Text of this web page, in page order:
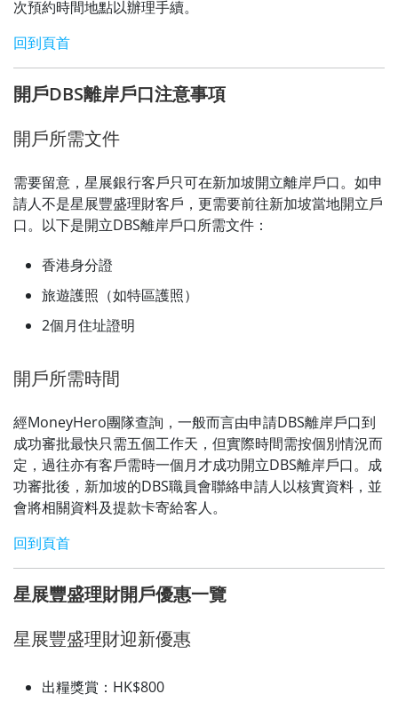
次預約時間地點以辦理手續。
回到頁首
開戶DBS離岸戶口注意事項
開戶所需文件
需要留意，星展銀行客戶只可在新加坡開立離岸戶口。如申
請人不是星展豐盛理財客戶，更需要前往新加坡當地開立戶
口。以下是開立DBS離岸戶口所需文件：
香港身分證
旅遊護照（如特區護照）
2個月住址證明
開戶所需時間
經MoneyHero團隊查詢，一般而言由申請DBS離岸戶口到
成功審批最快只需五個工作天，但實際時間需按個別情況而
定，過往亦有客戶需時一個月才成功開立DBS離岸戶口。成
功審批後，新加坡的DBS職員會聯絡申請人以核實資料，並
會將相關資料及提款卡寄給客人。
回到頁首
星展豐盛理財開戶優惠一覽
星展豐盛理財迎新優惠
出糧獎賞：HK$800